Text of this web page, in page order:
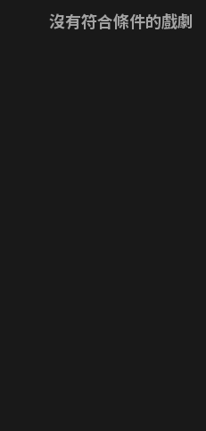
沒有符合條件的戲劇